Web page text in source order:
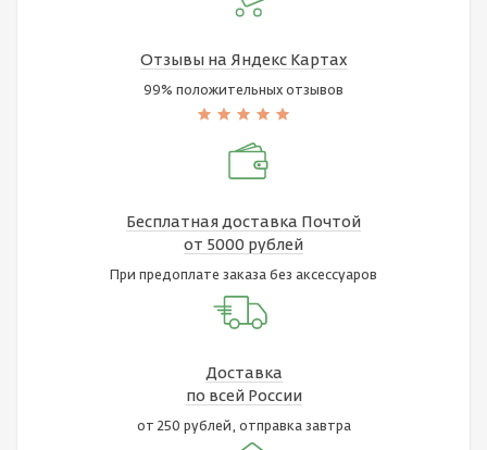
Отзывы на Яндекс Картах
99% положительных отзывов
Бесплатная доставка Почтой
от 5000 рублей
При предоплате заказа без аксессуаров
Доставка
по всей России
от 250 рублей, отправка завтра